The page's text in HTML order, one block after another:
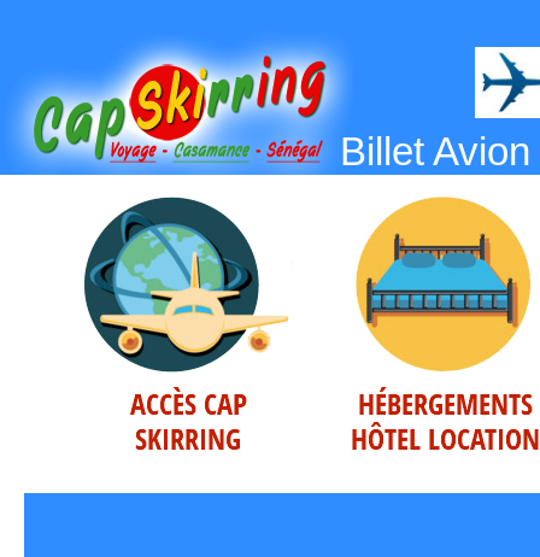
Billet